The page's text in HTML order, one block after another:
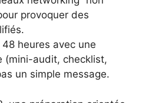
provoquer des
heures avec une
(mini-audit, checklist,
un simple message.